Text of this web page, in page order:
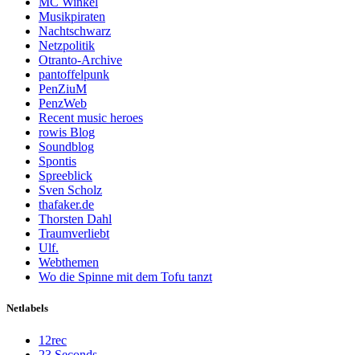
Musikpiraten
Nachtschwarz
Netzpolitik
Otranto-Archive
pantoffelpunk
PenZiuM
PenzWeb
Recent music heroes
rowis Blog
Soundblog
Spontis
Spreeblick
Sven Scholz
thafaker.de
Thorsten Dahl
Traumverliebt
Ulf.
Webthemen
Wo die Spinne mit dem Tofu tanzt
Netlabels
12rec